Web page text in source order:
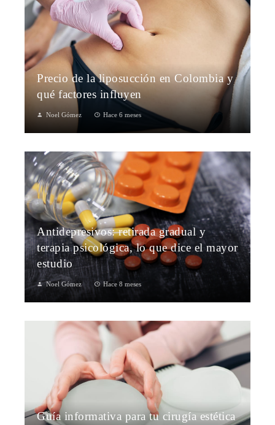
Precio de la liposucción en Colombia y
qué factores influyen
Noel Gómez Hace 6 meses
Antidepresivos: retirada gradual y
terapia psicológica, lo que dice el mayor
estudio
Noel Gómez Hace 8 meses
Guía informativa para tu cirugía estética